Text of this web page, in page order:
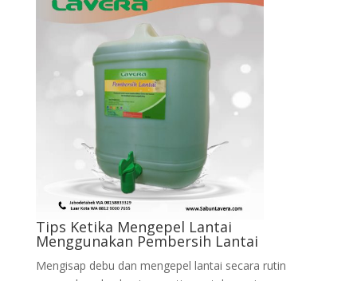
Tips Ketika Mengepel Lantai
Menggunakan Pembersih Lantai
Mengisap debu dan mengepel lantai secara rutin